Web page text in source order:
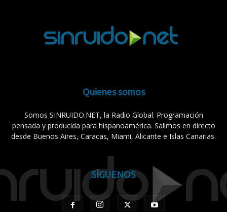
Quienes somos
Somos SINRUIDO.NET, la Radio Global. Programación
pensada y producida para hispanoamérica. Salimos en directo
desde Buenos Aires, Caracas, Miami, Alicante e Islas Canarias.
SÍGUENOS